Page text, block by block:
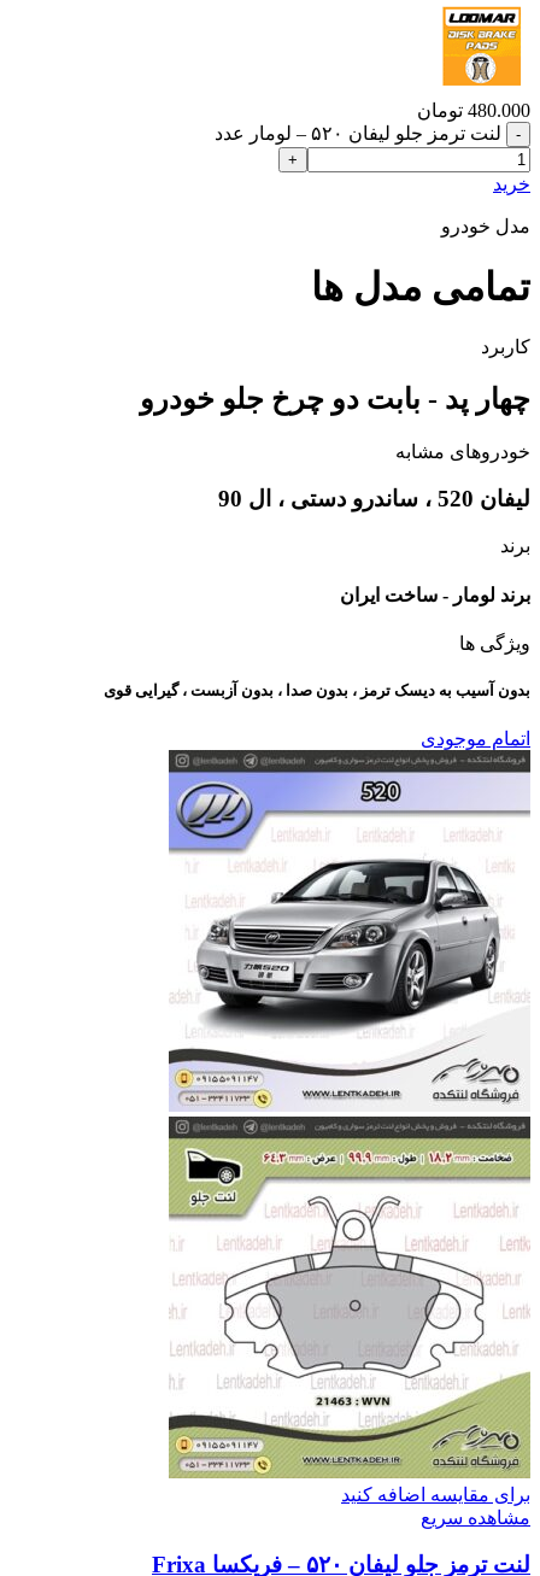
480.000 تومان
لنت ترمز جلو لیفان ۵۲۰ – لومار عدد
خرید
مدل خودرو
تمامی مدل ها
کاربرد
چهار پد - بابت دو چرخ جلو خودرو
خودروهای مشابه
لیفان 520 ، ساندرو دستی ، ال 90
برند
برند لومار - ساخت ایران
ویژگی ها
بدون آسیب به دیسک ترمز ، بدون صدا ، بدون آزبست ، گیرایی قوی​
اتمام موجودی
برای مقایسه اضافه کنید
مشاهده سریع
لنت ترمز جلو لیفان ۵۲۰ – فریکسا Frixa